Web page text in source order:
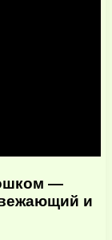
—
и